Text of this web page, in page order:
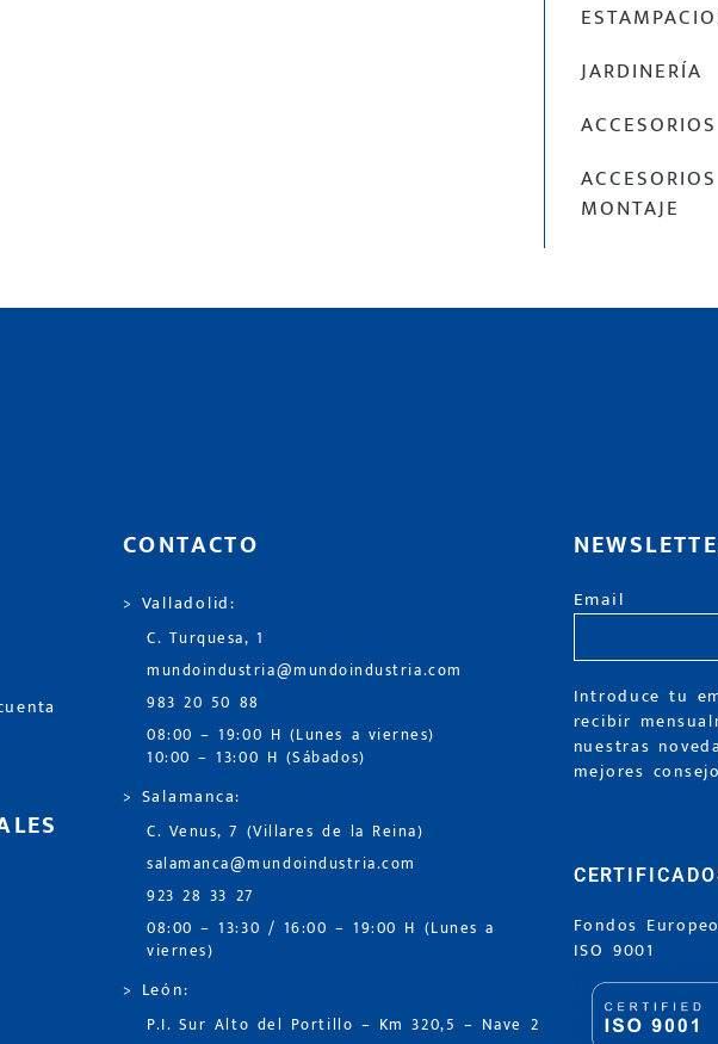
JARDINERÍA
MONTAJE
CONTACTO
> Valladolid:
C. Turquesa, 1
mundoindustria@mundoindustria.com
983 20 50 88
08:00 – 19:00 H (Lunes a viernes)
10:00 – 13:00 H (Sábados)
> Salamanca:
C. Venus, 7 (Villares de la Reina)
salamanca@mundoindustria.com
923 28 33 27
08:00 – 13:30 / 16:00 – 19:00 H (Lunes a
viernes)
> León:
P.I. Sur Alto del Portillo – Km 320,5 – Nave 2
Email
Introduce tu
recibir
nuestras
mejores
Fondos
ISO 9001